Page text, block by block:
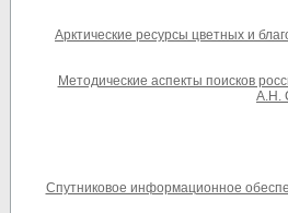
Арктические ресурсы цветных и
Методические аспекты поисков
А.Н.
Спутниковое информационное